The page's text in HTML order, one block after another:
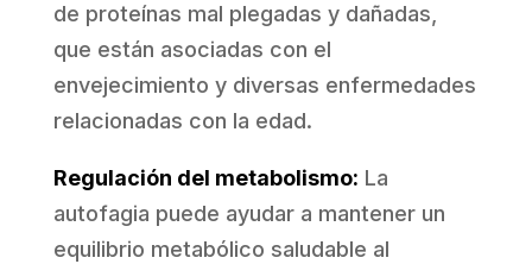
de proteínas mal plegadas y dañadas,
que están asociadas con el
envejecimiento y diversas enfermedades
relacionadas con la edad.
Regulación del metabolismo: La
autofagia puede ayudar a mantener un
equilibrio metabólico saludable al